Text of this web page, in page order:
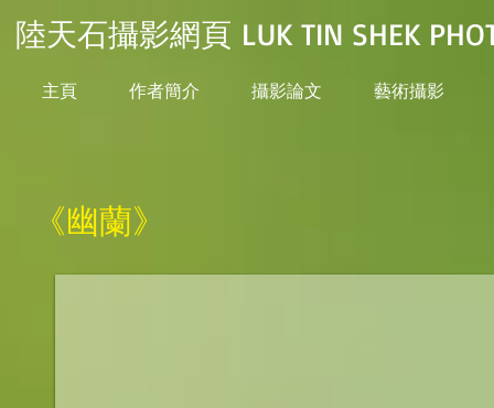
陸天石攝影網頁 LUK TIN SHEK
主頁 作者簡介 攝影論文 藝術攝影
《幽蘭》